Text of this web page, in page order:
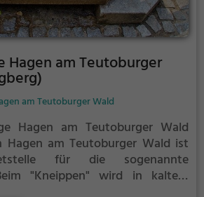
Hagen am Teutoburger
am Teutoburger Wald
Hagen am Teutoburger Wald
Hagen am Teutoburger Wald ist
für die sogenannte
"Kneippen" wird in kaltem